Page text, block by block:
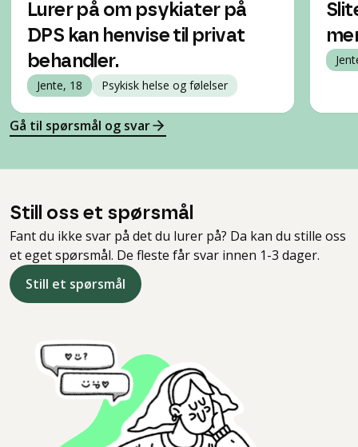
Lurer på om psykiater på
DPS kan henvise til privat
behandler.
Jente, 18 Psykisk helse og følelser
Gå til spørsmål og svar
Still oss et spørsmål
Fant du ikke svar på det du lurer på? Da kan du stille oss
et eget spørsmål. De fleste får svar innen 1-3 dager.
Still et spørsmål